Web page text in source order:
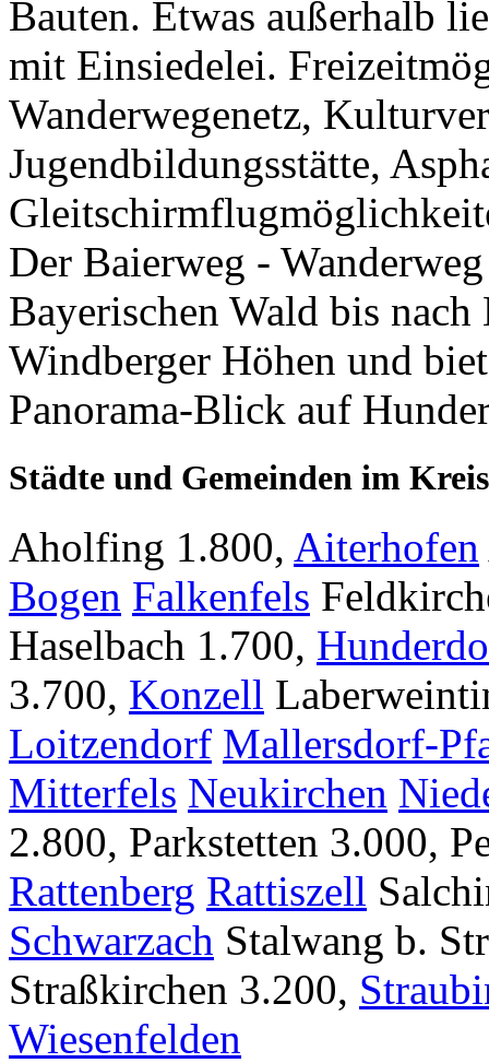
Bauten. Etwas außerhalb
mit Einsiedelei.
Wanderwegenetz,
Jugendbildungsstätte,
Der Baierweg -
Bayerischen Wald bis
Windberger Höhen und
Panorama-Blick auf
Städte und Gemeinden im
Aholfing 1.800, Aiterhofen
Bogen Falkenfels
Haselbach 1.700,
3.700, Konzell
Loitzendorf Mallersdorf-
Mitterfels Neukirchen
2.800, Parkstetten 3.000,
Rattenberg Rattiszell
Schwarzach Stalwang b.
Straßkirchen 3.200,
Wiesenfelden